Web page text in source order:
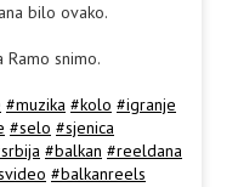
bilo ovako.
Ramo snimo.
#muzika #kolo #igranje
#selo #sjenica
#balkan #reeldana
#balkanreels